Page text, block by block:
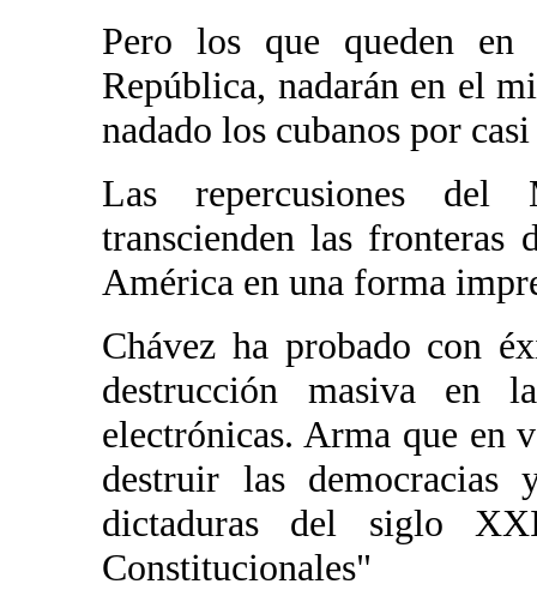
Pero los que queden en
República, nadarán en el
nadado los cubanos por
Las repercusiones del
transcienden las fronteras
América en una forma
Chávez ha probado con
destrucción masiva en
electrónicas. Arma que en
destruir las
dictaduras del siglo
Constitucionales"